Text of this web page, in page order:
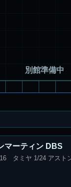
別館準備中
マーティン DBS
タミヤ 1/24 アスト